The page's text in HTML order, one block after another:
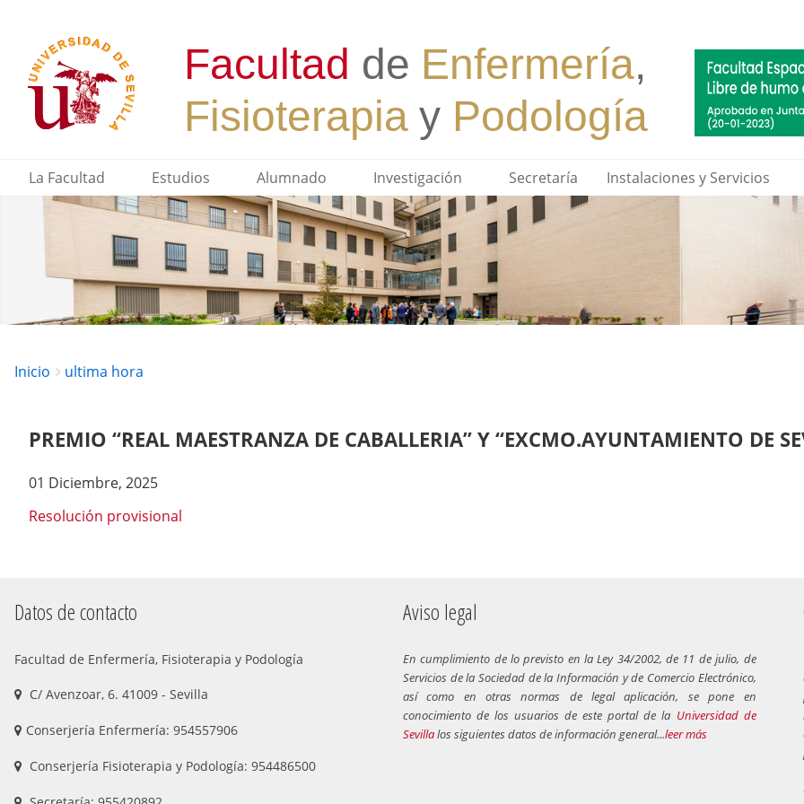
La Facultad Estudios Alumnado Investigación Secretaría Instalaciones y Servicios
Breadcrumbs
You
Inicio ultima hora
PREMIO “REAL MAESTRANZA DE CABALLERIA” Y “EXCMO.AYUNTAMIENTO DE
01 Diciembre, 2025
Resolución provisional
Datos de contacto
Facultad de Enfermería, Fisioterapia y Podología
C/ Avenzoar, 6. 41009 - Sevilla
Conserjería Enfermería: 954557906
Conserjería Fisioterapia y Podología: 954486500
Aviso legal
En cumplimiento de lo previsto en la Ley 34/2002, de 11 de julio, de
Servicios de la Sociedad de la Información y de Comercio Electrónico,
así como en otras normas de legal aplicación, se pone en
conocimiento de los usuarios de este portal de la Universidad de
Sevillalos siguientes datos de información general...leer más